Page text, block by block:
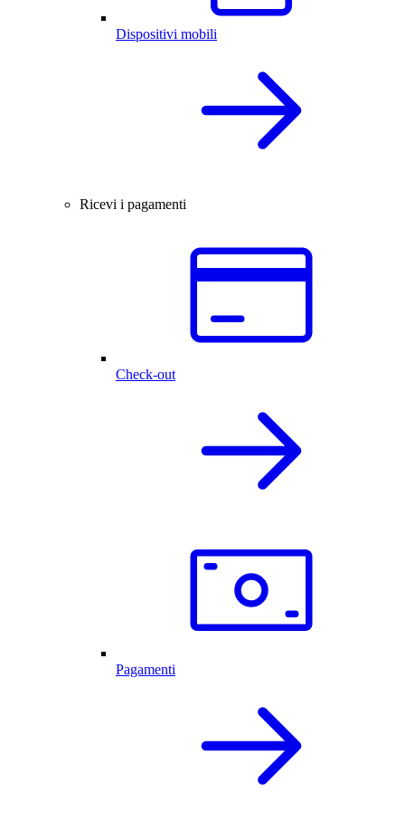
Dispositivi mobili
Ricevi i pagamenti
Check-out
Pagamenti